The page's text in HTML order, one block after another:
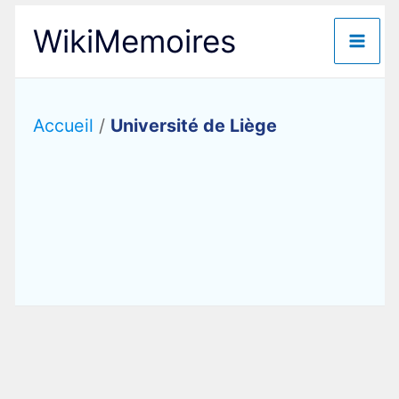
contenu
WikiMemoires
Accueil / Université de Liège